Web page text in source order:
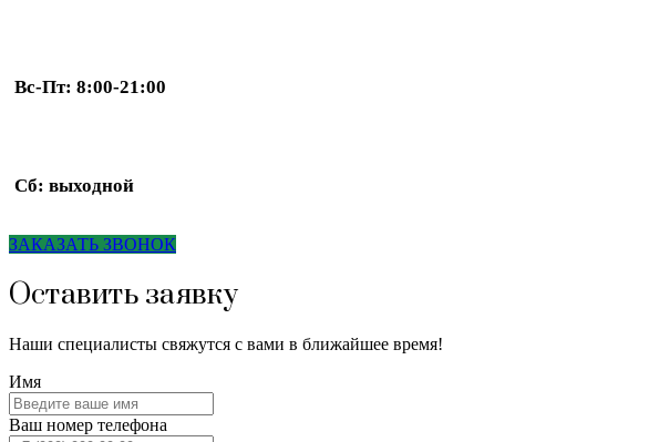
Вс-Пт: 8:00-21:00
Сб: выходной
ЗАКАЗАТЬ ЗВОНОК
Оставить заявку
Наши специалисты свяжутся с вами в ближайшее время!
Имя
Ваш номер телефона